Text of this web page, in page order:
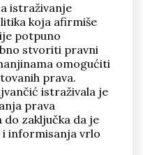
istraživanje
koja afirmiše
potpuno
stvoriti pravni
omogućiti
prava.
istraživala je
prava
do zaključka da je
i informisanja vrlo